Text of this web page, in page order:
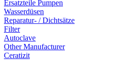
Ersatzteile Pumpen
Wasserdüsen
Reparatur- / Dichtsätze
Filter
Autoclave
Other Manufacturer
Ceratizit